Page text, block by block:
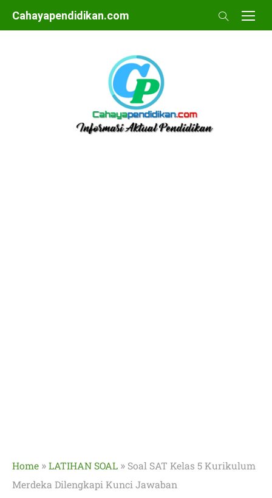
Skip
to
Cahayapendidikan.com
Home »LATIHAN SOAL » Soal SAT Kelas 5 Kurikulum
Merdeka Dilengkapi Kunci Jawaban